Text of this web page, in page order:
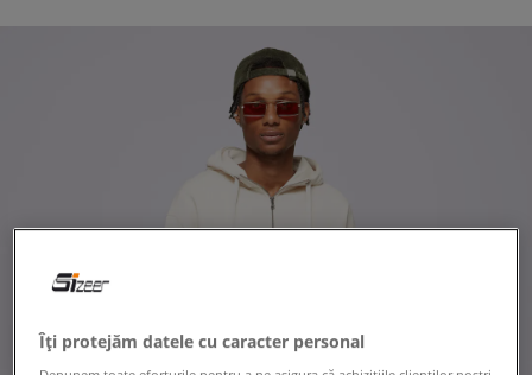
Îți protejăm datele cu caracter personal